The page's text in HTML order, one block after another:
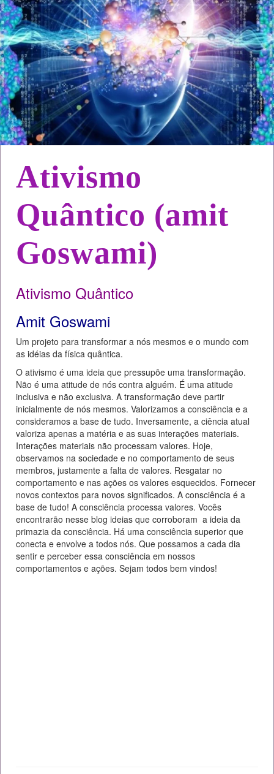
Ativismo
Quântico (amit
Goswami)
Ativismo Quântico
Amit Goswami
Um projeto para transformar a nós mesmos e o mundo com
as idéias da física quântica.
O ativismo é uma ideia que pressupõe uma transformação.
Não é uma atitude de nós contra alguém. É uma atitude
inclusiva e não exclusiva. A transformação deve partir
inicialmente de nós mesmos. Valorizamos a consciência e a
consideramos a base de tudo. Inversamente, a ciência atual
valoriza apenas a matéria e as suas interações materiais.
Interações materiais não processam valores. Hoje,
observamos na sociedade e no comportamento de seus
membros, justamente a falta de valores. Resgatar no
comportamento e nas ações os valores esquecidos. Fornecer
novos contextos para novos significados. A consciência é a
base de tudo! A consciência processa valores. Vocês
encontrarão nesse blog ideias que corroboram a ideia da
primazia da consciência. Há uma consciência superior que
conecta e envolve a todos nós. Que possamos a cada dia
sentir e perceber essa consciência em nossos
comportamentos e ações. Sejam todos bem vindos!